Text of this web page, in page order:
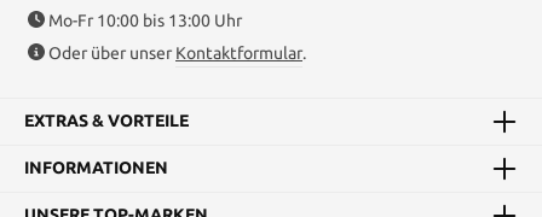
Mo-Fr 10:00 bis 13:00 Uhr
Oder über unser Kontaktformular.
EXTRAS & VORTEILE
INFORMATIONEN